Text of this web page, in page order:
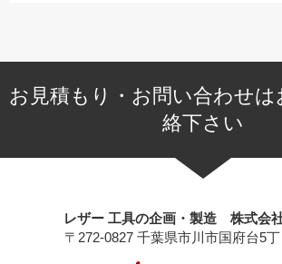
お見積もり・お問い合わせは
絡下さい
レザー 工具の企画・製造 株式会
〒272-0827 千葉県市川市国府台5